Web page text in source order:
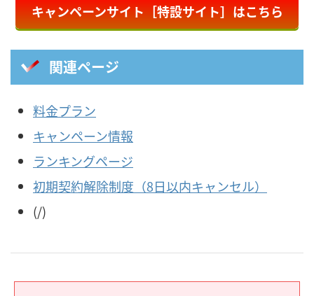
キャンペーンサイト［特設サイト］はこちら
関連ページ
料金プラン
キャンペーン情報
ランキングページ
初期契約解除制度（8日以内キャンセル）
(/)